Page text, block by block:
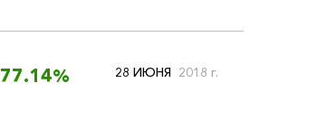
77.14% 28 ИЮНЯ 2018 г.